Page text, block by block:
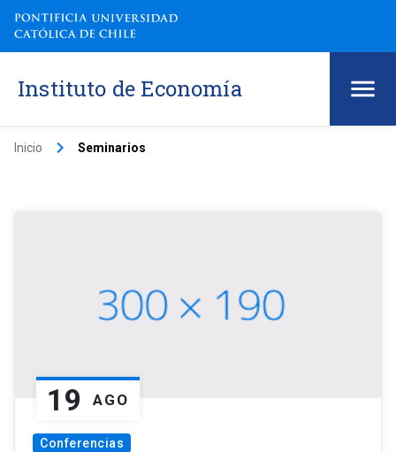
Instituto de Economía
Inicio keyboard_arrow_right Seminarios
19 AGO
Conferencias